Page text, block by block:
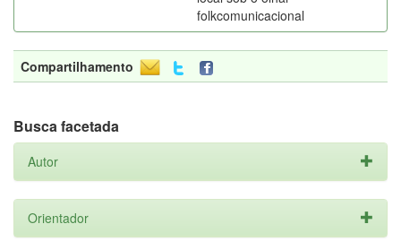
folkcomunicacional
Compartilhamento
Busca facetada
Autor
Orientador